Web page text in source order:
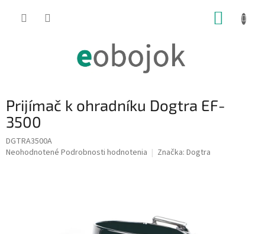
Prijímač k ohradníku Dogtra EF-
3500
DGTRA3500A
Priemerné
Neohodnotené Podrobnosti hodnotenia Značka: Dogtra